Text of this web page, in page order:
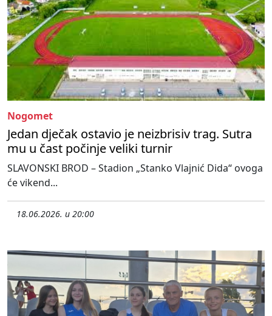
Nogomet
Jedan dječak ostavio je neizbrisiv trag. Sutra
mu u čast počinje veliki turnir
SLAVONSKI BROD – Stadion „Stanko Vlajnić Dida“ ovoga
će vikend...
18.06.2026. u 20:00